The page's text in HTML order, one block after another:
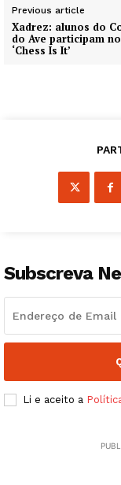
Previous article
Xadrez: alunos do
do Ave participam no
‘Chess Is It’
Subscreva
Li e aceito a